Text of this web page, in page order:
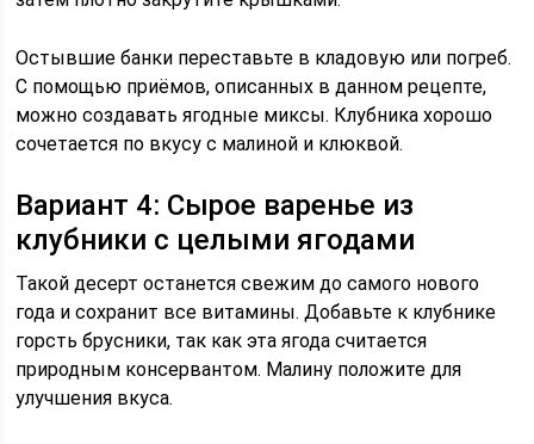
Остывшие банки переставьте в кладовую или погреб.
С помощью приёмов, описанных в данном рецепте,
можно создавать ягодные миксы. Клубника хорошо
сочетается по вкусу с малиной и клюквой.
Вариант 4: Сырое варенье из
клубники с целыми ягодами
Такой десерт останется свежим до самого нового
года и сохранит все витамины. Добавьте к клубнике
горсть брусники, так как эта ягода считается
природным консервантом. Малину положите для
улучшения вкуса.